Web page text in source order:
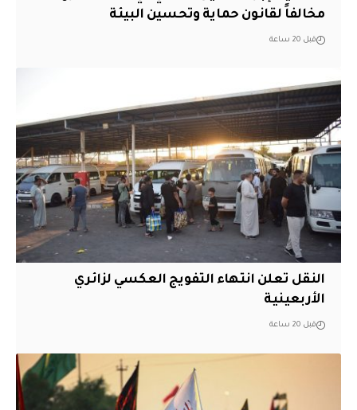
مخالفاً لقانون حماية وتحسين البيئة
قبل 20 ساعة
النقل تعلن انتهاء التفويج العكسي لزائري
الأربعينية
قبل 20 ساعة